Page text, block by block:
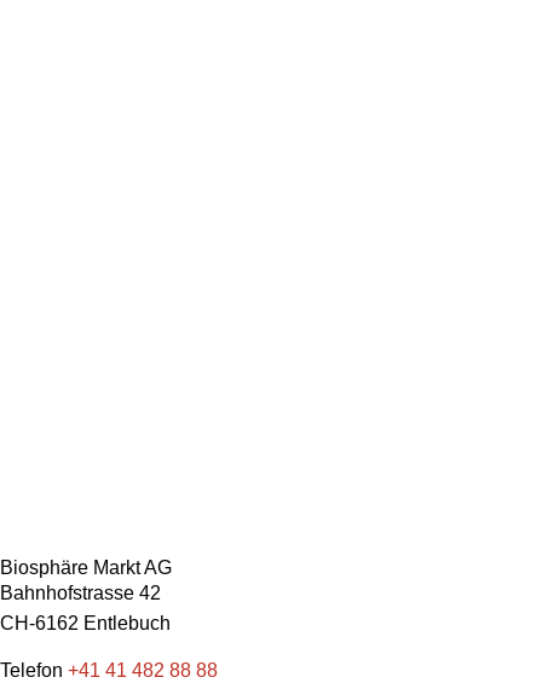
Biosphäre Markt AG
Bahnhofstrasse 42
CH-6162 Entlebuch
Telefon +41 41 482 88 88